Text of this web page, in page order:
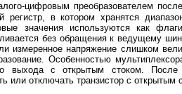
цифровым преобразователем
регистр, в котором хранятся
значения используются как
без обращения к ведущему
измеренное напряжение слишком
Особенностью
выхода с открытым стоком.
или отключать транзистор с открытым